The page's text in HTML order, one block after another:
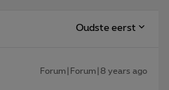
Oudste eerst
Forum|Forum|8 years ago